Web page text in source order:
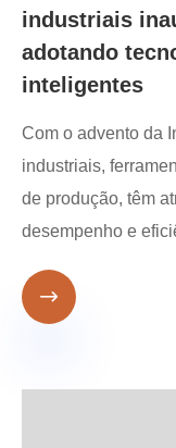
industriais
adotando
inteligentes
Com o advento da
industriais,
de produção, têm
desempenho e
